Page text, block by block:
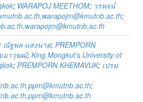
; WARAPOJ MEETHOM; วรพจน์
;
ณัฐพล แสงนาค; PREMPORN
มาวุฆฒ์; King Mongkut's University of
; PREMPORN KHEMAVUK; เปรม
;